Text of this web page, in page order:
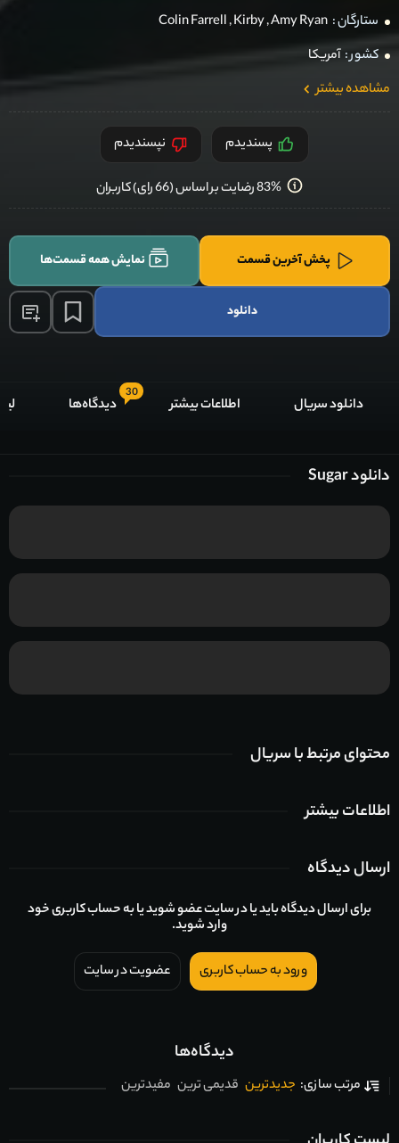
ستارگان : Colin Farrell,Kirby,Amy Ryan
کشور : آمریکا
مشاهده بیشتر
پسندیدم نپسندیدم
83% رضایت بر اساس (66 رای) کاربران
پخش آخرین قسمت نمایش همه قسمت‌ها
دانلود
دانلود سریال اطلاعات بیشتر
30
دیدگاه‌ها
دانلود Sugar
محتوای مرتبط با سریال
اطلاعات بیشتر
ارسال دیدگاه
برای ارسال دیدگاه باید یا در سایت عضو شوید یا به حساب کاربری خود
وارد شوید.
ورود به حساب کاربری عضویت در سایت
دیدگاه‌ها
مرتب سازی: جدیدترین قدیمی ترین مفیدترین